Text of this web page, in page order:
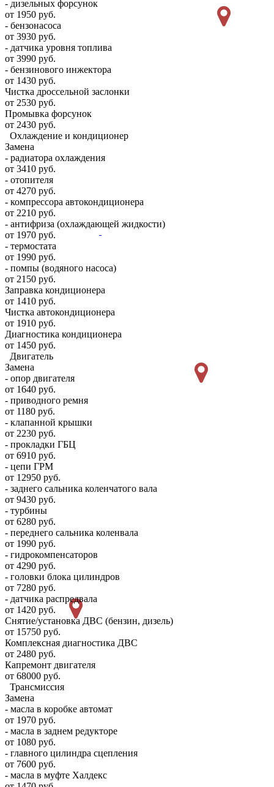
- дизельных форсунок
от 1950 руб.
- бензонасоса
от 3930 руб.
- датчика уровня топлива
от 3990 руб.
- бензинового инжектора
от 1430 руб.
Чистка дроссельной заслонки
от 2530 руб.
Промывка форсунок
от 2430 руб.
Охлаждение и кондиционер
Замена
- радиатора охлаждения
от 3410 руб.
- отопителя
от 4270 руб.
- компрессора автокондиционера
от 2210 руб.
- антифриза (охлаждающей жидкости)
от 1970 руб.
- термостата
от 1990 руб.
- помпы (водяного насоса)
от 2150 руб.
Заправка кондиционера
от 1410 руб.
Чистка автокондиционера
от 1910 руб.
Диагностика кондиционера
от 1450 руб.
Двигатель
Замена
- опор двигателя
от 1640 руб.
- приводного ремня
от 1180 руб.
- клапанной крышки
от 2230 руб.
- прокладки ГБЦ
от 6910 руб.
- цепи ГРМ
от 12950 руб.
- заднего сальника коленчатого вала
от 9430 руб.
- турбины
от 6280 руб.
- переднего сальника коленвала
от 1990 руб.
- гидрокомпенсаторов
от 4290 руб.
- головки блока цилиндров
от 7280 руб.
- датчика распредвала
от 1420 руб.
Снятие/установка ДВС (бензин, дизель)
от 15750 руб.
Комплексная диагностика ДВС
от 2480 руб.
Капремонт двигателя
от 68000 руб.
Трансмиссия
Замена
- масла в коробке автомат
от 1970 руб.
- масла в заднем редукторе
от 1080 руб.
- главного цилиндра сцепления
от 7600 руб.
- масла в муфте Халдекс